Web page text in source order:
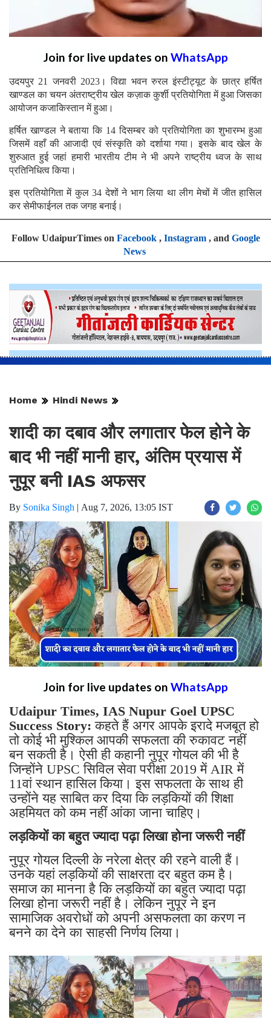
Join for live updates on WhatsApp
उदयपुर 21 जनवरी 2023। विद्या भवन रुरल इंस्टीट्यूट के छात्र हर्षित
खाण्डल का चयन अंतराष्ट्रीय खेल कज़ाक कुर्शी प्रतियोगिता में हुआ जिसका
आयोजन कजाकिस्तान में हुआ।
हर्षित खाण्डल ने बताया कि 14 दिसम्बर को प्रतियोगिता का शुभारम्भ हुआ
जिसमें वहाँ की आजादी एवं संस्कृति को दर्शाया गया। इसके बाद खेल के
शुरुआत हुई जहां हमारी भारतीय टीम ने भी अपने राष्ट्रीय ध्वज के साथ
प्रतिनिधित्व किया।
इस प्रतियोगिता में कुल 34 देशों ने भाग लिया था लीग मेचों में जीत हासिल
कर सेमीफाईनल तक जगह बनाई।
Follow UdaipurTimes on Facebook, Instagram, and Google
News
Home Hindi News
शादी का दबाव और लगातार फेल होने के
बाद भी नहीं मानी हार, अंतिम प्रयास में
नुपूर बनी IAS अफसर
By Sonika Singh | Aug 7, 2026, 13:05 IST
Join for live updates on WhatsApp
Udaipur Times, IAS Nupur Goel UPSC
Success Story:कहते हैं अगर आपके इरादे मजबूत हो
तो कोई भी मुश्किल आपकी सफलता की रुकावट नहीं
बन सकती है। ऐसी ही कहानी नुपूर गोयल की भी है
जिन्होंने UPSC सिविल सेवा परीक्षा 2019 में AIR में
11वां स्थान हासिल किया। इस सफलता के साथ ही
उन्होंने यह साबित कर दिया कि लड़कियों की शिक्षा
अहमियत को कम नहीं आंका जाना चाहिए।
लड़कियों का बहुत ज्यादा पढ़ा लिखा होना जरूरी नहीं
नुपूर गोयल दिल्ली के नरेला क्षेत्र की रहने वाली हैं।
उनके यहां लड़कियों की साक्षरता दर बहुत कम है।
समाज का मानना है कि लड़कियों का बहुत ज्यादा पढ़ा
लिखा होना जरूरी नहीं है। लेकिन नुपूर ने इन
सामाजिक अवरोधों को अपनी असफलता का करण न
बनने का देने का साहसी निर्णय लिया।